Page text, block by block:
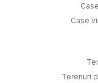
Case
Terenuri